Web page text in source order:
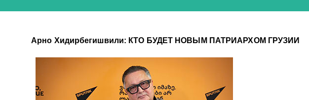
Арно Хидирбегишвили: КТО БУДЕТ НОВЫМ ПАТРИАРХОМ ГРУЗИИ